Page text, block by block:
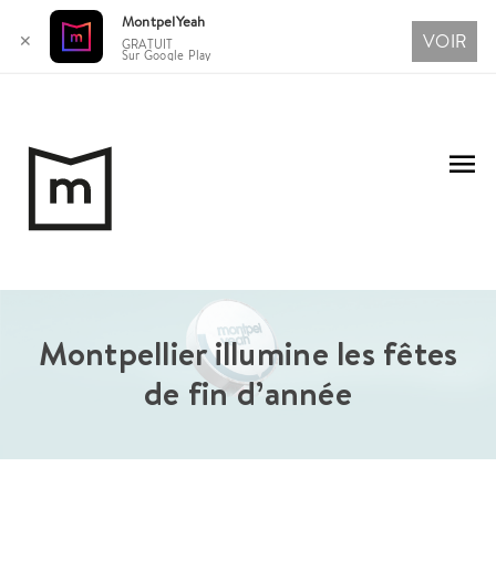
contenu
Montpellier illumine les fêtes
de fin d’année
✕
MontpelYeah
GRATUIT
Sur Google Play
VOIR